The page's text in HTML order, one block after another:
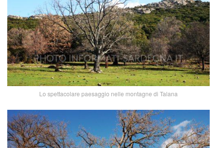
Lo spettacolare paesaggio nelle montagne di Talana